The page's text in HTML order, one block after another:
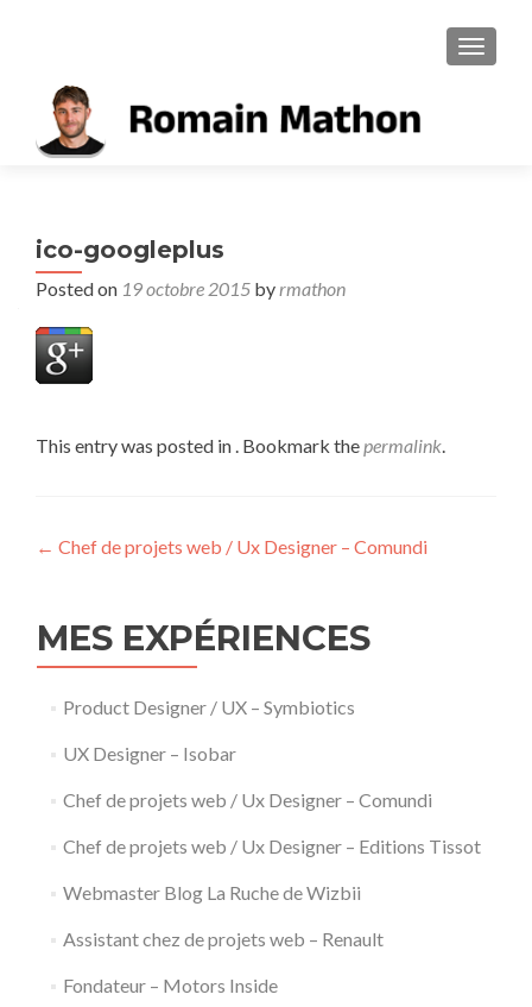
ico-googleplus
Posted on 19 octobre 2015 byrmathon
This entry was posted in . Bookmark thepermalink.
Post
← Chef de projets web / Ux Designer – Comundi
MES EXPÉRIENCES
Product Designer / UX – Symbiotics
UX Designer – Isobar
Chef de projets web / Ux Designer – Comundi
Chef de projets web / Ux Designer – Editions Tissot
Webmaster Blog La Ruche de Wizbii
Assistant chez de projets web – Renault
Fondateur – Motors Inside